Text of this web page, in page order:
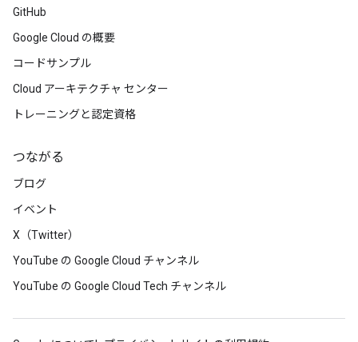
GitHub
Google Cloud の概要
コードサンプル
Cloud アーキテクチャ センター
トレーニングと認定資格
つながる
ブログ
イベント
X（Twitter）
YouTube の Google Cloud チャンネル
YouTube の Google Cloud Tech チャンネル